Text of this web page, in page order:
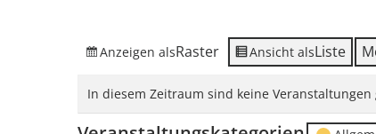
Anzeigen alsRaster Ansicht alsListe
In diesem Zeitraum sind keine Veranstaltungen